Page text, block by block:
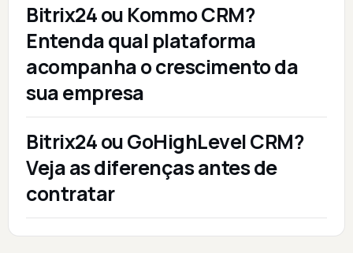
Bitrix24 ou Kommo CRM?
Entenda qual plataforma
acompanha o crescimento da
sua empresa
Bitrix24 ou GoHighLevel CRM?
Veja as diferenças antes de
contratar